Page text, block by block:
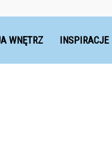
WNĘTRZ INSPIRACJE